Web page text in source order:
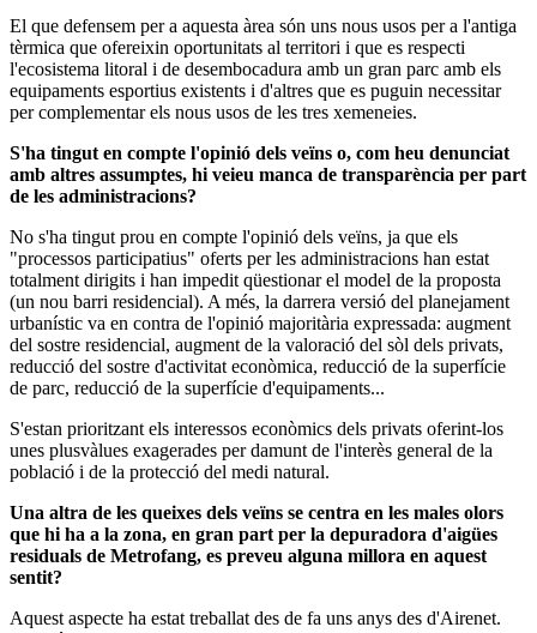
El que defensem per a aquesta àrea són uns nous usos per a l'antiga
tèrmica que ofereixin oportunitats al territori i que es respecti
l'ecosistema litoral i de desembocadura amb un gran parc amb els
equipaments esportius existents i d'altres que es puguin necessitar
per complementar els nous usos de les tres xemeneies.
S'ha tingut en compte l'opinió dels veïns o, com heu denunciat
amb altres assumptes, hi veieu manca de transparència per part
de les administracions?
No s'ha tingut prou en compte l'opinió dels veïns, ja que els
"processos participatius" oferts per les administracions han estat
totalment dirigits i han impedit qüestionar el model de la proposta
(un nou barri residencial). A més, la darrera versió del planejament
urbanístic va en contra de l'opinió majoritària expressada: augment
del sostre residencial, augment de la valoració del sòl dels privats,
reducció del sostre d'activitat econòmica, reducció de la superfície
de parc, reducció de la superfície d'equipaments...
S'estan prioritzant els interessos econòmics dels privats oferint-los
unes plusvàlues exagerades per damunt de l'interès general de la
població i de la protecció del medi natural.
Una altra de les queixes dels veïns se centra en les males olors
que hi ha a la zona, en gran part per la depuradora d'aigües
residuals de Metrofang, es preveu alguna millora en aquest
sentit?
Aquest aspecte ha estat treballat des de fa uns anys des d'Airenet.